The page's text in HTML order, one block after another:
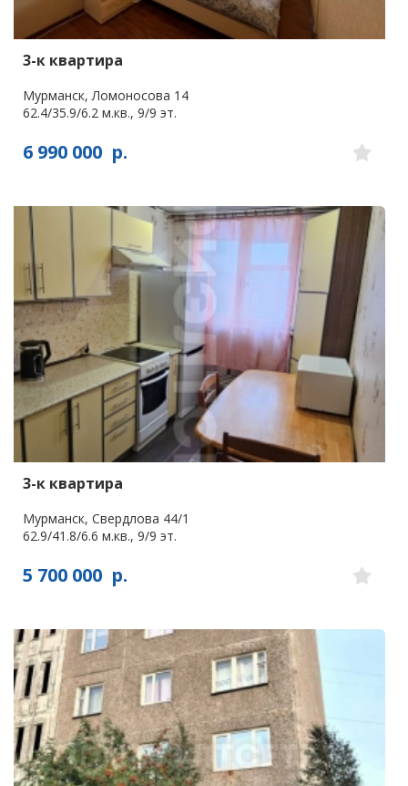
3-к квартира
Мурманск, Ломоносова 14
62.4/35.9/6.2 м.кв., 9/9 эт.
6 990 000 р.
3-к квартира
Мурманск, Свердлова 44/1
62.9/41.8/6.6 м.кв., 9/9 эт.
5 700 000 р.